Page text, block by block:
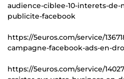
audience-ciblee-10-interets-
publicite-facebook
https://5euros.com/service/
campagne-facebook-ads-en-
https://5euros.com/service/